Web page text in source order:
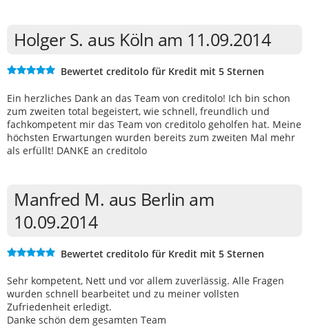
Holger S. aus Köln am 11.09.2014
Bewertet creditolo für Kredit mit 5 Sternen
Ein herzliches Dank an das Team von creditolo! Ich bin schon
zum zweiten total begeistert, wie schnell, freundlich und
fachkompetent mir das Team von creditolo geholfen hat. Meine
höchsten Erwartungen wurden bereits zum zweiten Mal mehr
als erfüllt! DANKE an creditolo
Manfred M. aus Berlin am
10.09.2014
Bewertet creditolo für Kredit mit 5 Sternen
Sehr kompetent, Nett und vor allem zuverlässig. Alle Fragen
wurden schnell bearbeitet und zu meiner vollsten
Zufriedenheit erledigt.
Danke schön dem gesamten Team